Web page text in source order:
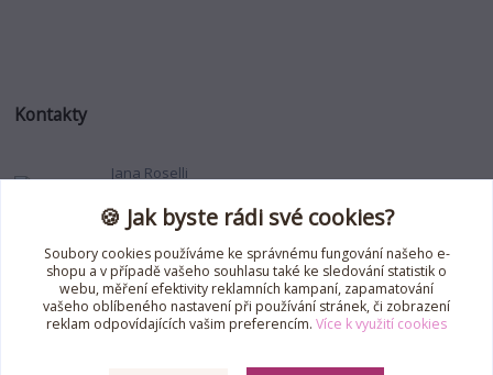
Kontakty
Jana Roselli
(Po-Pá, 8-18 hod.)
jana.roselli@gmail.com
🍪 Jak byste rádi své cookies?
Soubory cookies používáme ke správnému fungování našeho e-
shopu a v případě vašeho souhlasu také ke sledování statistik o
webu, měření efektivity reklamních kampaní, zapamatování
vašeho oblíbeného nastavení při používání stránek, či zobrazení
reklam odpovídajících vašim preferencím. Více k využití cookies